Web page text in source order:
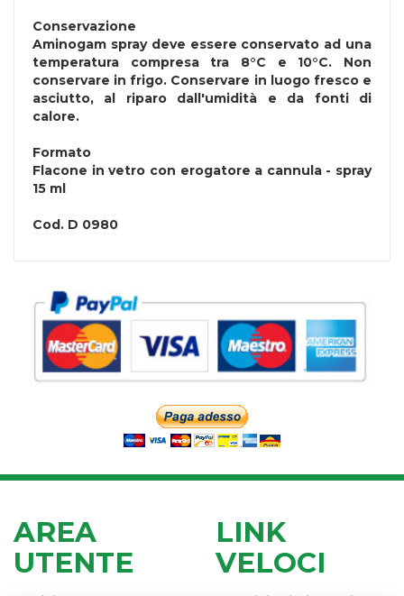
Conservazione
Aminogam spray deve essere conservato ad una
temperatura compresa tra 8°C e 10°C. Non
conservare in frigo. Conservare in luogo fresco e
asciutto, al riparo dall'umidità e da fonti di
calore.
Formato
Flacone in vetro con erogatore a cannula - spray
15 ml
Cod. D 0980
AREA
UTENTE
LINK
VELOCI